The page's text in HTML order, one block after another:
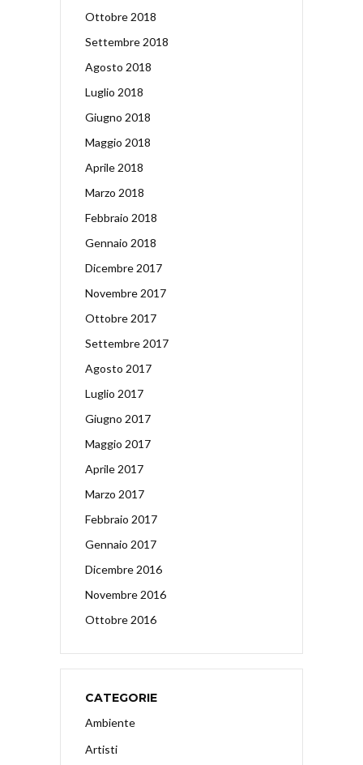
Ottobre 2018
Settembre 2018
Agosto 2018
Luglio 2018
Giugno 2018
Maggio 2018
Aprile 2018
Marzo 2018
Febbraio 2018
Gennaio 2018
Dicembre 2017
Novembre 2017
Ottobre 2017
Settembre 2017
Agosto 2017
Luglio 2017
Giugno 2017
Maggio 2017
Aprile 2017
Marzo 2017
Febbraio 2017
Gennaio 2017
Dicembre 2016
Novembre 2016
Ottobre 2016
CATEGORIE
Ambiente
Artisti